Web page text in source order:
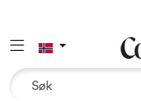
Toggle navigation